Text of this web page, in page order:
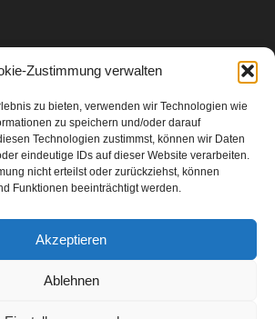
Zustimmung verwalten
zu bieten, verwenden wir Technologien wie
zu speichern und/oder darauf
Technologien zustimmst, können wir Daten
eindeutige IDs auf dieser Website verarbeiten.
nicht erteilst oder zurückziehst, können
Funktionen beeinträchtigt werden.
Akzeptieren
Ablehnen
3005
2067
567